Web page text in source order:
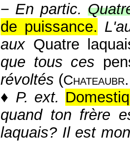
− En partic.
de puissance.
aux Quatre
que tous ces
révoltés (Chateaubr.
♦ P. ext.
quand ton frère
laquais? Il est